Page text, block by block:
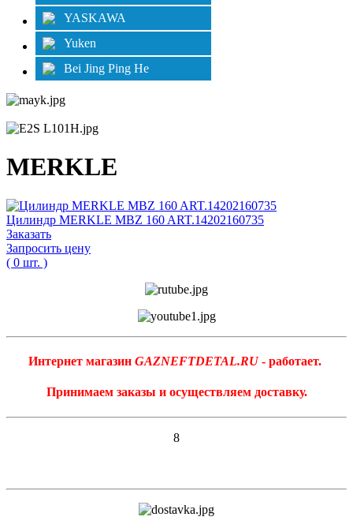
YASKAWA
Yuken
Bei Jing Ping He
MERKLE
Цилиндр MERKLE MBZ 160 ART.14202160735
Заказать
Запросить цену
( 0 шт. )
Интернет магазин GAZNEFTDETAL.RU- работает.
Принимаем заказы и осуществляем доставку.
8